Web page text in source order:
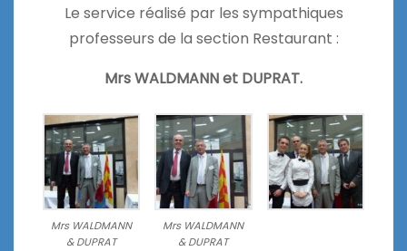
Le service réalisé par les sympathiques
professeurs de la section Restaurant :
Mrs WALDMANN et DUPRAT.
Mrs WALDMANN
& DUPRAT
Mrs WALDMANN
& DUPRAT